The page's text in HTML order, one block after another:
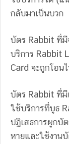
กลับมาเป็นบวก
บัตร Rabbit ที่มี
บริการ Rabbit
Card จะถูกโอน
บัตร Rabbit ที่มี
ใช้บริการที่บูธ
ปฏิเสธการผูกบั
หายและใช้งาน